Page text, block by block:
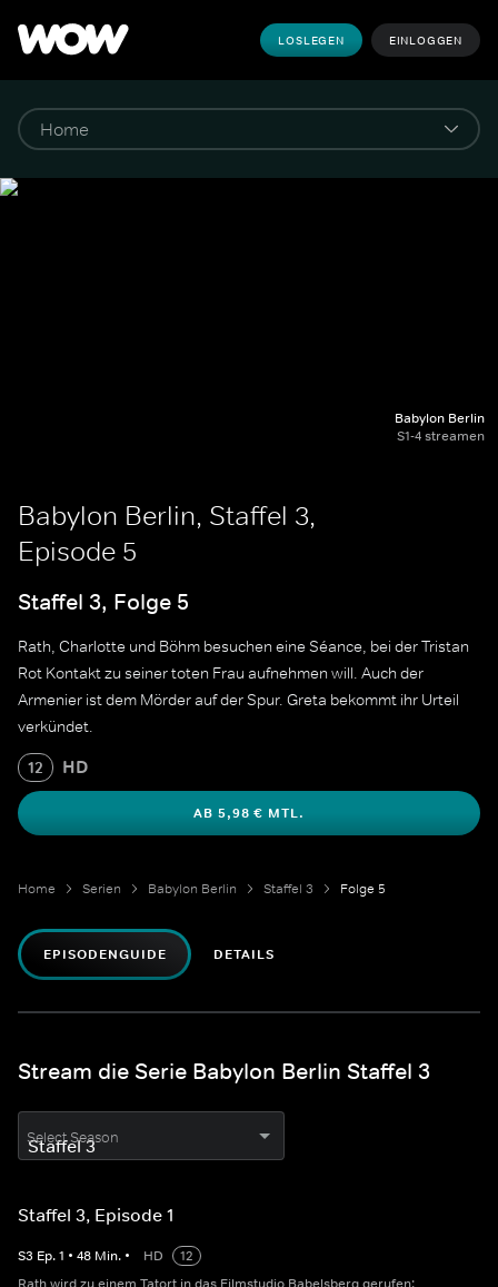
LOSLEGEN EINLOGGEN
Babylon Berlin
S1-4 streamen
Babylon Berlin, Staffel 3,
Episode 5
Staffel 3, Folge 5
Rath, Charlotte und Böhm besuchen eine Séance, bei der Tristan
Rot Kontakt zu seiner toten Frau aufnehmen will. Auch der
Armenier ist dem Mörder auf der Spur. Greta bekommt ihr Urteil
verkündet.
12 HD
AB 5,98 € MTL.
Home Serien Babylon Berlin Staffel 3 Folge 5
EPISODENGUIDE DETAILS
Stream die Serie Babylon Berlin Staffel 3
Select Season
Staffel 3, Episode 1
S3 Ep.1 • 48 Min. • HD
12